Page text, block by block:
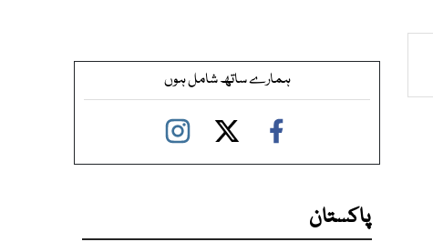
ہمارے ساتھ شامل ہوں
پاکستان